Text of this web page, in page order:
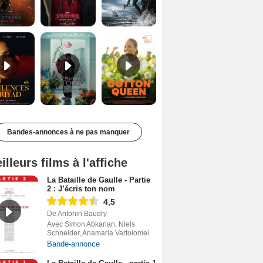
Les Silences de Riyad Bande-annonce VO STFR Cotton Queen Bande-annonce VO STFR
Bandes-annonces à ne pas manquer
films à l'affiche
La Bataille de Gaulle - Partie
2 : J’écris ton nom
4,5
De Antonin Baudry
Avec Simon Abkarian, Niels
Schneider, Anamaria Vartolomei
Bande-annonce